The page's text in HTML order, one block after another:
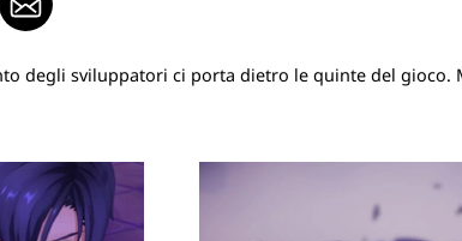
degli sviluppatori ci porta dietro le quinte del gioco.